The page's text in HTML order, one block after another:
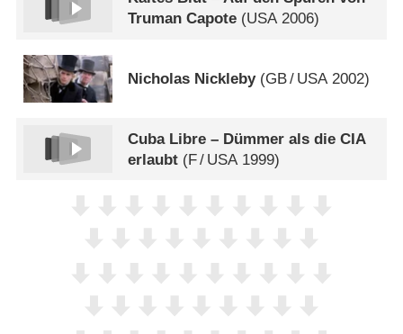
Truman Capote (USA2006)
Nicholas Nickleby(GB/ USA2002)
Cuba Libre – Dümmer als die CIA
erlaubt (F/ USA 1999)